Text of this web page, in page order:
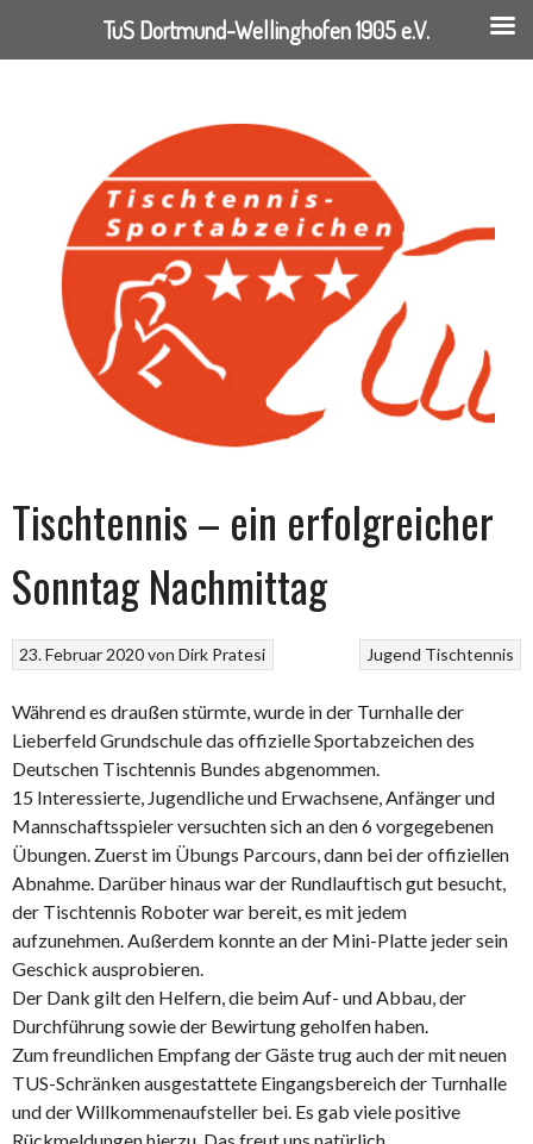
Tischtennis – ein erfolgreicher
Sonntag Nachmittag
Jugend Tischtennis
23. Februar 2020vonDirk Pratesi
Während es draußen stürmte, wurde in der Turnhalle der
Lieberfeld Grundschule das offizielle Sportabzeichen des
Deutschen Tischtennis Bundes abgenommen.
15 Interessierte, Jugendliche und Erwachsene, Anfänger und
Mannschaftsspieler versuchten sich an den 6 vorgegebenen
Übungen. Zuerst im Übungs Parcours, dann bei der offiziellen
Abnahme. Darüber hinaus war der Rundlauftisch gut besucht,
der Tischtennis Roboter war bereit, es mit jedem
aufzunehmen. Außerdem konnte an der Mini-Platte jeder sein
Geschick ausprobieren.
Der Dank gilt den Helfern, die beim Auf- und Abbau, der
Durchführung sowie der Bewirtung geholfen haben.
Zum freundlichen Empfang der Gäste trug auch der mit neuen
TUS-Schränken ausgestattete Eingangsbereich der Turnhalle
und der Willkommenaufsteller bei. Es gab viele positive
TuS Dortmund-Wellinghofen 1905 e.V.